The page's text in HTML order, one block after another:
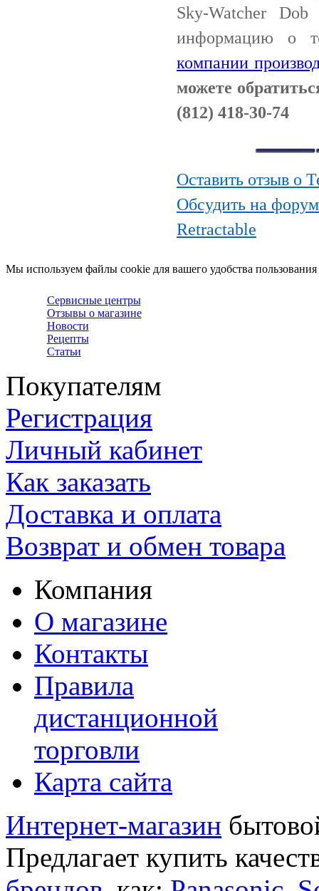
Sky-Watcher Dob
информацию о
компании
можете
(812) 418-30-74
Оставить отзыв о
Обсудить на
Retractable
Мы используем файлы cookie для вашего удобства
Сервисные центры
Отзывы о магазине
Новости
Рецепты
Статьи
Покупателям
Регистрация
Личный кабинет
Как заказать
Доставка и оплата
Возврат и обмен товара
Компания
О магазине
Контакты
Правила
дистанционной
торговли
Карта сайта
Интернет-магазин
Предлагает купить